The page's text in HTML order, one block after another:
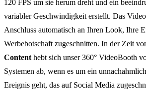
120 FPS um sie herum dreht und ein
variabler Geschwindigkeit erstellt. Das
Anschluss automatisch an Ihren Look, Ihre
Werbebotschaft zugeschnitten. In der Zeit
Content hebt sich unser 360° VideoBooth
Systemen ab, wenn es um ein
Ereignis geht, das auf Social Media